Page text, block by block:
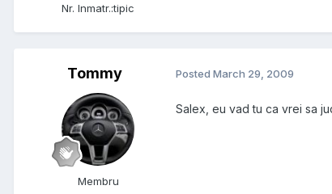
Nr. Inmatr.:tipic
Tommy
Membru
Posted March 29, 2009
Salex, eu vad tu ca vrei sa